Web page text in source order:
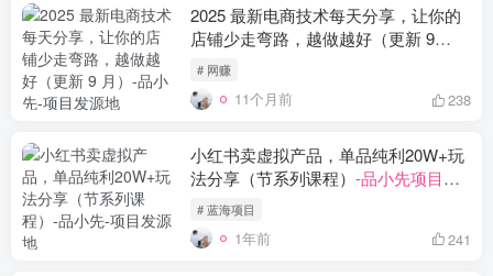
2025 最新电商技术每天分享，让你的
店铺少走弯路，越做越好（更新 9
月）-品小先项目发源地
# 网赚
11个月前 238
小红书卖虚拟产品，单品纯利20W+玩
法分享（节系列课程） -品小先项目发
源地
# 蓝海项目
1年前 241